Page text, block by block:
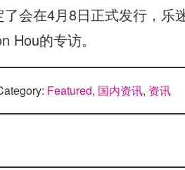
会在4月8日正式发行，乐
Hou的专访。
Featured, 国内资讯, 资讯